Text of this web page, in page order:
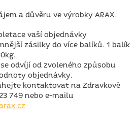
a důvěru ve výrobky ARAX.
vaší objednávky
zásilky do více balíků. 1 balík
odvíjí od zvoleného způsobu
objednávky.
kontaktovat na Zdravkově
749 nebo e-mailu